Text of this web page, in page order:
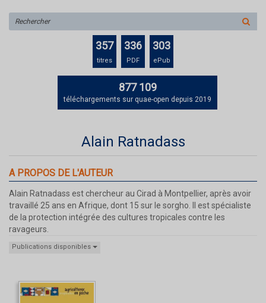
sur
le
357
titres
336
PDF
303
ePub
877 109
téléchargements sur quae-open depuis 2019
Alain Ratnadass
A PROPOS DE L'AUTEUR
Alain Ratnadass est chercheur au Cirad à Montpellier, après avoir
travaillé 25 ans en Afrique, dont 15 sur le sorgho. Il est spécialiste
de la protection intégrée des cultures tropicales contre les
ravageurs.
Publications disponibles